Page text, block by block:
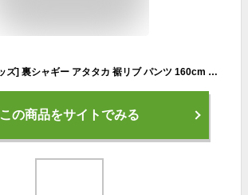
[クリフメイヤーキッズ] 裏シャギー アタタカ 裾リブ パンツ 160cm ブラウン キッズ ジュニア 男女兼用
この商品をサイトでみる